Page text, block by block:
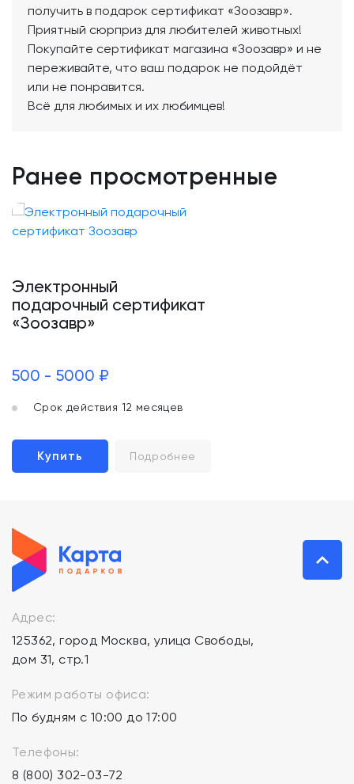
получить в подарок сертификат «Зоозавр».
Приятный сюрприз для любителей животных!
Покупайте сертификат магазина «Зоозавр» и не
переживайте, что ваш подарок не подойдёт
или не понравится.
Всё для любимых и их любимцев!
Ранее просмотренные
Электронный
подарочный сертификат
«Зоозавр»
500 - 5000 ₽
Срок действия 12 месяцев
Купить Подробнее
Адрес:
125362, город Москва, улица Свободы,
дом 31, стр.1
Режим работы офиса:
По будням с 10:00 до 17:00
Телефоны:
8 (800) 302-03-72